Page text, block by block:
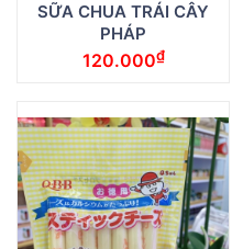
SỮA CHUA TRÁI CÂY
PHÁP
120.000₫